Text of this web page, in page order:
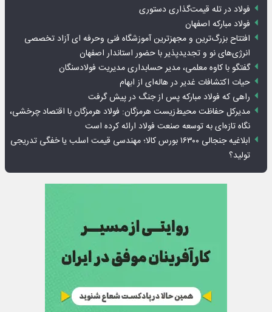
فولاد در تله قیمت‌گذاری دستوری
فولاد مبارکه اصفهان
افتتاح بزرگ‌ترین و مجهزترین آموزشگاه فنی وحرفه ای آزاد تخصصی
انرژی‌های نو و تجدیدپذیر با حضور استاندار اصفهان
گفتگو با کاوه معلمی، مدیر حسابداری مدیریت فولادسنگان
حیات اکتشافات غدیر در هاله‌ای از ابهام
راهی که فولاد مبارکه پس از جنگ در پیش گرفت
مدیرکل حفاظت محیط‌زیست هرمزگان: فولاد هرمزگان با اقتصاد چرخشی،
نگاه تازه‌ای به توسعه صنعت فولاد ارائه کرده است
ابلاغیه جنجالی ۱۶۳۰۰ بورس کالا؛ مهندسی قیمت اسلب یا خفگی تدریجی
تولید؟